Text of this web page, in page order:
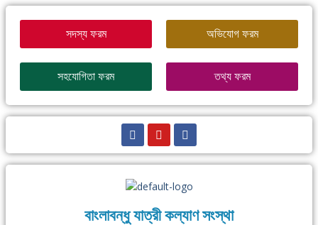
সদস্য ফরম অভিযোগ ফরম
সহযোগিতা ফরম তথ্য ফরম
বাংলাবন্ধু যাত্রী কল্যাণ সংস্থা